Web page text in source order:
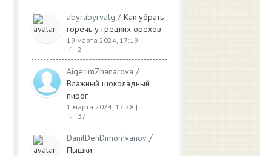
abyrabyrvalg / Как убрать
горечь у грецких орехов
19 марта 2024, 17:19 |
2
AigerimZhanarova /
Влажный шоколадный
пирог
1 марта 2024, 17:28 |
37
DanilDenDimonIvanov /
Пышки